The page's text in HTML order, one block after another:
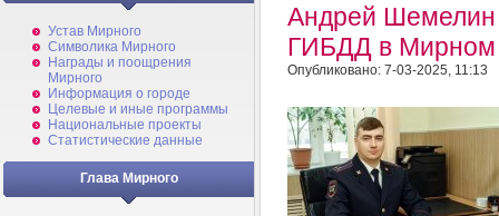
Устав Мирного
Символика Мирного
Награды и поощрения
Мирного
Информация о городе
Целевые и иные программы
Национальные проекты
Статистические данные
Глава Мирного
Андрей Шемелин
ГИБДД в Мирном
Опубликовано: 7-03-2025, 11:13